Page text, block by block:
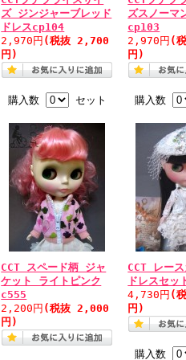
ズ ジンジャーブレッド
ドレスcp104
2,970円 (税抜 2,700
円)
購入数 セット
ズスノーマ
cp103
2,970円 (
円)
購入数
CCT スペード柄 ジャ
ケット ライトピンク
c555
2,200円 (税抜 2,000
円)
CCT レー
ドレスセ
4,730円 (
円)
購入数